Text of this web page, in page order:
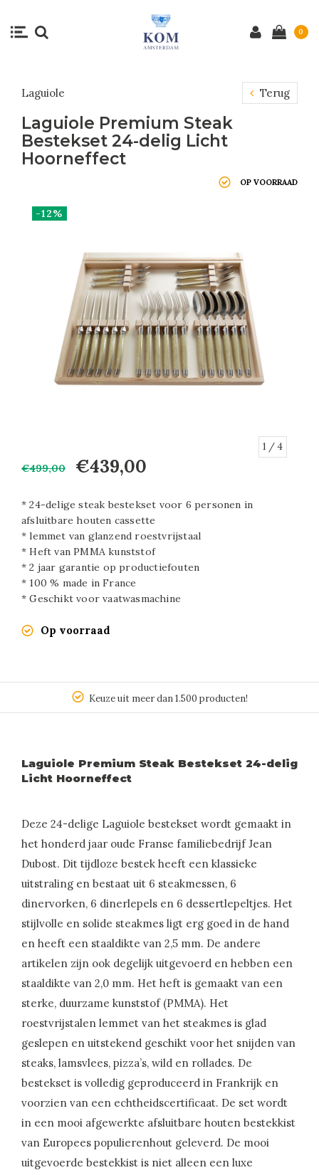
0
Laguiole Terug
Laguiole Premium Steak
Bestekset 24-delig Licht
Hoorneffect
OP VOORRAAD
-12%
1 / 4
€499,00 €439,00
* 24-delige steak bestekset voor 6 personen in
afsluitbare houten cassette
* lemmet van glanzend roestvrijstaal
* Heft van PMMA kunststof
* 2 jaar garantie op productiefouten
* 100 % made in France
* Geschikt voor vaatwasmachine
Op voorraad
Keuze uit meer dan 1.500 producten!
Laguiole Premium Steak Bestekset 24-delig
Licht Hoorneffect
Deze 24-delige Laguiole bestekset wordt gemaakt in
het honderd jaar oude Franse familiebedrijf Jean
Dubost. Dit tijdloze bestek heeft een klassieke
uitstraling en bestaat uit 6 steakmessen, 6
dinervorken, 6 dinerlepels en 6 dessertlepeltjes. Het
stijlvolle en solide steakmes ligt erg goed in de hand
en heeft een staaldikte van 2,5 mm. De andere
artikelen zijn ook degelijk uitgevoerd en hebben een
staaldikte van 2,0 mm. Het heft is gemaakt van een
sterke, duurzame kunststof (PMMA). Het
roestvrijstalen lemmet van het steakmes is glad
geslepen en uitstekend geschikt voor het snijden van
steaks, lamsvlees, pizza’s, wild en rollades. De
bestekset is volledig geproduceerd in Frankrijk en
voorzien van een echtheidscertificaat. De set wordt
in een mooi afgewerkte afsluitbare houten bestekkist
van Europees populierenhout geleverd. De mooi
uitgevoerde bestekkist is niet alleen een luxe